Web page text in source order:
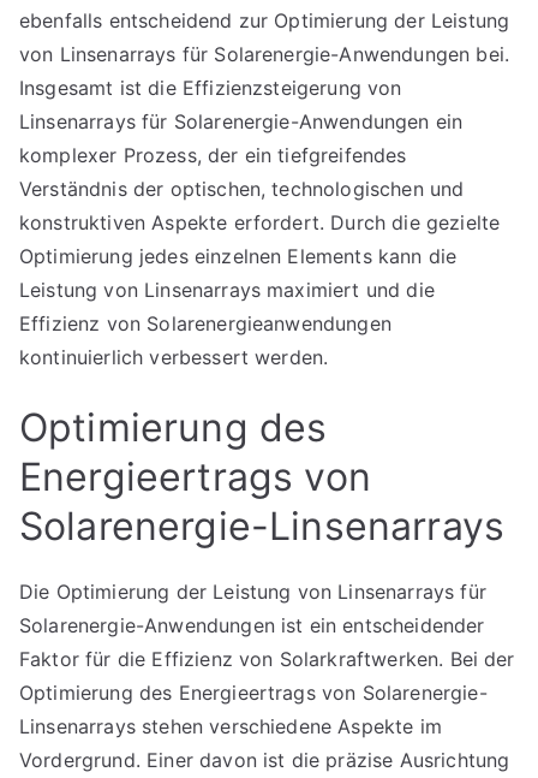
ebenfalls entscheidend zur Optimierung der Leistung
von Linsenarrays für Solarenergie-Anwendungen bei.
Insgesamt ist die Effizienzsteigerung von
Linsenarrays für Solarenergie-Anwendungen ein
komplexer Prozess, der ein tiefgreifendes
Verständnis der optischen, technologischen und
konstruktiven Aspekte erfordert. Durch die gezielte
Optimierung jedes einzelnen Elements kann die
Leistung von Linsenarrays maximiert und die
Effizienz von Solarenergieanwendungen
kontinuierlich verbessert werden.
Optimierung des
Energieertrags von
Solarenergie-Linsenarrays
Die Optimierung der Leistung von Linsenarrays für
Solarenergie-Anwendungen ist ein entscheidender
Faktor für die Effizienz von Solarkraftwerken. Bei der
Optimierung des Energieertrags von Solarenergie-
Linsenarrays stehen verschiedene Aspekte im
Vordergrund. Einer davon ist die präzise Ausrichtung